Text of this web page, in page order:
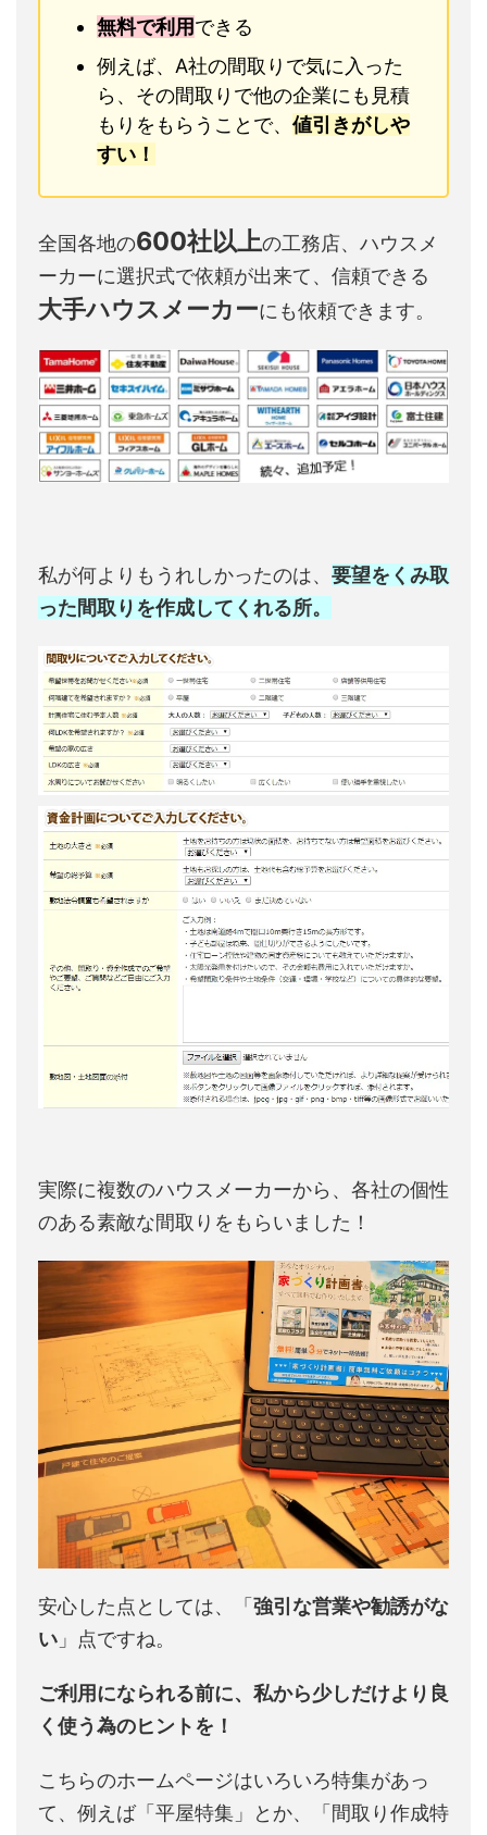
無料で利用できる
例えば、A社の間取りで気に入った
ら、その間取りで他の企業にも見積
もりをもらうことで、 値引きがしや
すい！
全国各地の600社以上の工務店、ハウスメ
ーカーに選択式で依頼が出来て、信頼できる
大手ハウスメーカーにも依頼できます。
私が何よりもうれしかったのは、 要望をくみ取
った間取りを作成してくれる所。
実際に複数のハウスメーカーから、各社の個性
のある素敵な間取りをもらいました！
安心した点としては、「 強引な営業や勧誘がな
い 」点ですね。
ご利用になられる前に、私から少しだけより良
く使う為のヒントを！
こちらのホームページはいろいろ特集があっ
て、例えば「平屋特集」とか、「間取り作成特